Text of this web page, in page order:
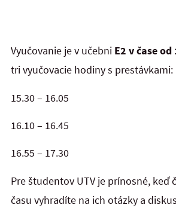
Vyučovanie je v učebni E2 v čase
tri vyučovacie hodiny s prestávkami:
15.30 – 16.05
16.10 – 16.45
16.55 – 17.30
Pre študentov UTV je prínosné, keď
času vyhradíte na ich otázky a